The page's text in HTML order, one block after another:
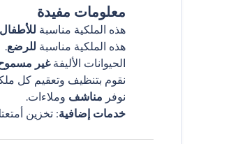
معلومات مفيدة
هذه الملكية مناسبة للأطفال
هذه الملكية مناسبة للرضع.
الحيوانات الأليفةغير مسموح
نقوم بتنظيف وتعقيم كل
نوفر مناشف وملاءات.
خدمات إضافية: تخزين